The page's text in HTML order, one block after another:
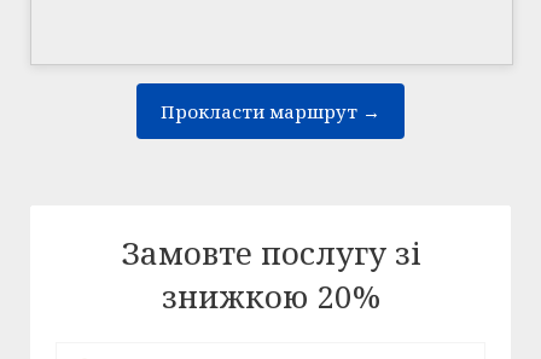
Прокласти маршрут →
Замовте послугу зі
знижкою 20%